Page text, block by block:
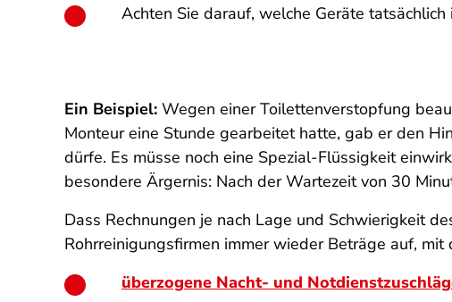
Achten Sie darauf, welche Geräte
Ein Beispiel: Wegen einer Toilettenverstopfung
Monteur eine Stunde gearbeitet hatte, gab er den
dürfe. Es müsse noch eine Spezial-Flüssigkeit
besondere Ärgernis: Nach der Wartezeit von 30
Dass Rechnungen je nach Lage und Schwierigkeit
Rohrreinigungsfirmen immer wieder Beträge auf,
überzogene Nacht- und